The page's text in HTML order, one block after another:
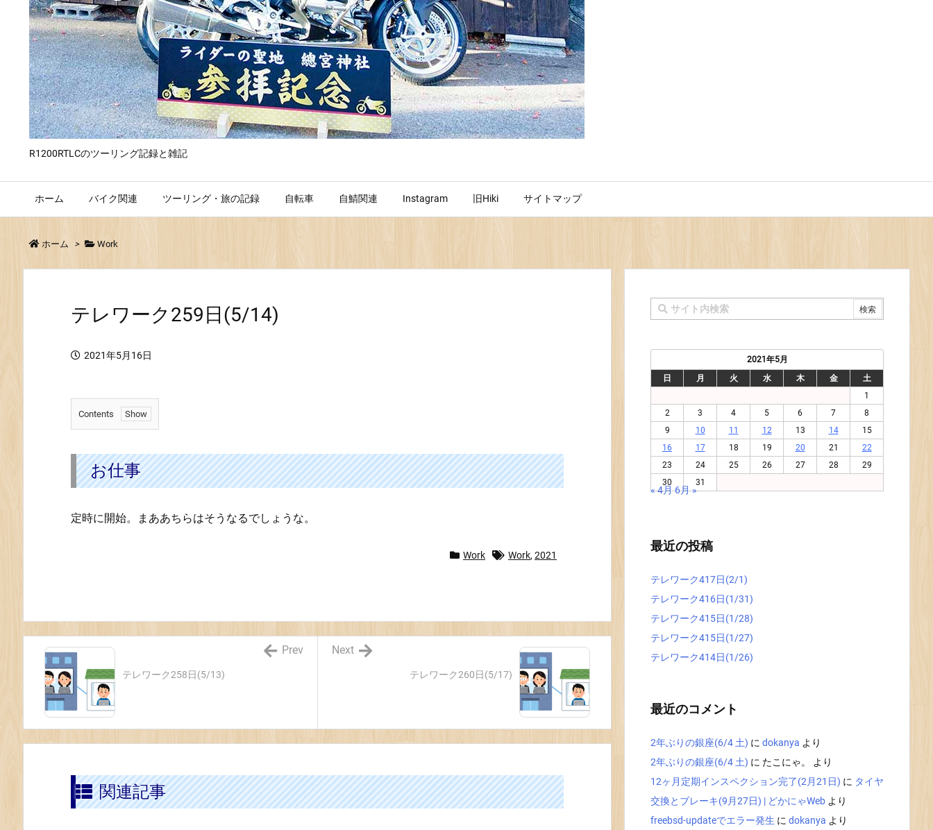
R1200RTLCのツーリング記録と雑記
ホーム バイク関連 ツーリング・旅の記録 自転車 自鯖関連 Instagram 旧Hiki サイトマップ
ホーム > Work
テレワーク259日(5/14)
2021年5月16日
Contents
1.
仕
事
お仕事
定時に開始。まああちらはそうなるでしょうな。
Work Work, 2021
テレワーク260日(5/17)
Next
テレワーク258日(5/13)
Prev
関連記事
2021年5月
日
月 火 水 木 金
土
1
2
3 4 5 6 7
8
9
10 11 12 13 14
15
16
17 18 19 20 21
22
23
24 25 26 27 28
29
30
31
« 4月6月 »
最近の投稿
テレワーク417日(2/1)
テレワーク416日(1/31)
テレワーク415日(1/28)
テレワーク415日(1/27)
テレワーク414日(1/26)
最近のコメント
2年ぶりの銀座(6/4 土) に dokanya より
2年ぶりの銀座(6/4 土) に たこにゃ。
より
12ヶ月定期インスペクション完了(2月21日) に タイヤ
交換とブレーキ(9月27日) | どかにゃWeb より
freebsd-updateでエラー発生 に dokanya より